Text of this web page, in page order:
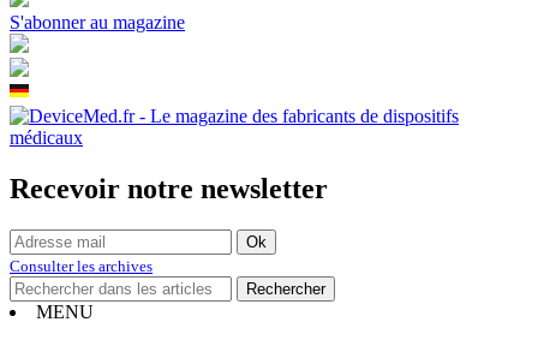
S'abonner au magazine
Recevoir notre newsletter
Consulter les archives
MENU